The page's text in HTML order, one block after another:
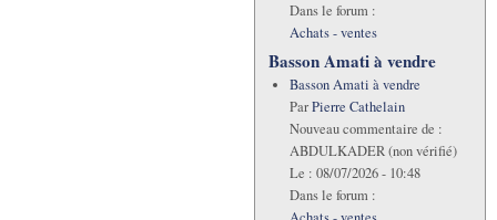
Dans le forum :
Achats - ventes
Basson Amati à vendre
Basson Amati à vendre
ParPierre Cathelain
Nouveau commentaire de :
ABDULKADER (non vérifié)
Le : 08/07/2026 - 10:48
Dans le forum :